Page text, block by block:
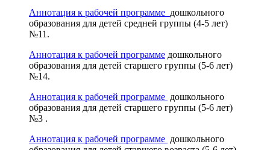
Аннотация к рабочей программе дошкольного
образования для детей средней группы (4-5 лет)
№11.
Аннотация к рабочей программе дошкольного
образования для детей старшего группы (5-6 лет)
№14.
Аннотация к рабочей программе дошкольного
образования для детей старшего группы (5-6 лет)
№3 .
Аннотация к рабочей программе дошкольного